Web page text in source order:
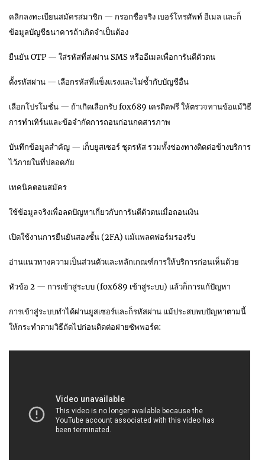
คลิกลงทะเบียนสมัครสมาชิก — กรอกชื่อจริง เบอร์โทรศัพท์ อีเมล และก็
ข้อมูลบัญชีธนาคารถ้าเกิดจำเป็นต้อง
ยืนยัน OTP — ใส่รหัสที่ส่งผ่าน SMS หรืออีเมลเพื่อการันตีตัวตน
ตั้งรหัสผ่าน — เลือกรหัสที่แข็งแรงและไม่ซ้ำกับบัญชีอื่น
เลือกโปรโมชั่น — ถ้าเกิดเลือกรับ fox689 เครดิตฟรี ให้ตรวจทานข้อแม้วิธี
การทำเทิร์นและข้อจำกัดการถอนก่อนกดสารภาพ
บันทึกข้อมูลสำคัญ — เก็บยูสเซอร์ ชุดรหัส รวมทั้งช่องทางติดต่อข้างบริการ
ไว้ภายในที่ปลอดภัย
เทคนิคตอนสมัคร
ใช้ข้อมูลจริงเพื่อลดปัญหาเกี่ยวกับการันตีตัวตนเมื่อถอนเงิน
เปิดใช้งานการยืนยันสองชั้น (2FA) แม้แพลตฟอร์มรองรับ
อ่านแนวทางความเป็นส่วนตัวและหลักเกณฑ์การให้บริการก่อนเห็นด้วย
หัวข้อ 2 — การเข้าสู่ระบบ (fox689 เข้าสู่ระบบ) แล้วก็การแก้ปัญหา
การเข้าสู่ระบบทำได้ผ่านยูสเซอร์และก็รหัสผ่าน แม้ประสบพบปัญหาตามนี้
ให้กระทำตามวิธีถัดไปก่อนติดต่อฝ่ายซัพพอร์ต: